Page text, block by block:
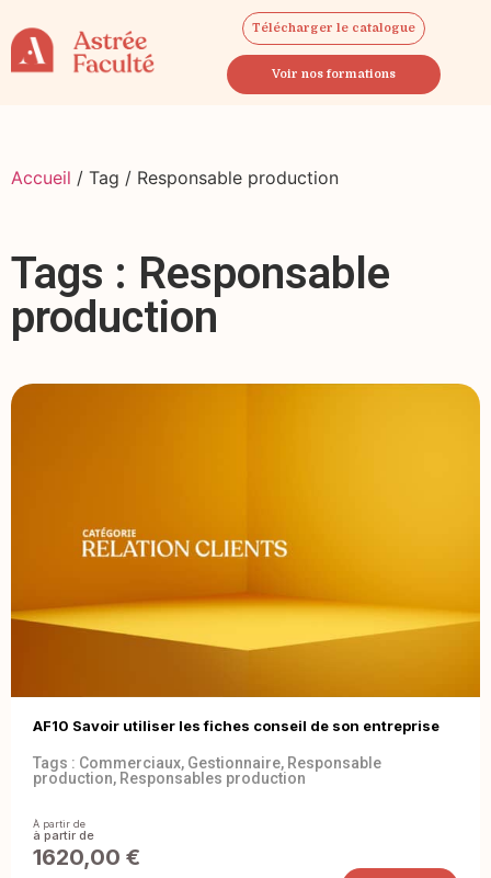
Télécharger le catalogue
Voir nos formations
Accueil / Tag / Responsable production
Tags : Responsable
production
AF10 Savoir utiliser les fiches conseil de son entreprise
Tags : Commerciaux, Gestionnaire, Responsable
production, Responsables production
À partir de
1620,00 €